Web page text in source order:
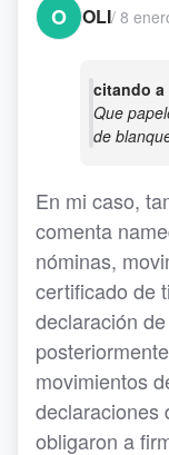
O
OLI/ 8
citando a
Que
de
En mi caso,
comenta
nóminas,
certificado de
declaración
movimientos
declaraciones
obligaron a